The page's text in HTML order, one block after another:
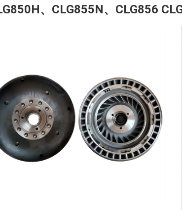
、CLG855N、CLG856